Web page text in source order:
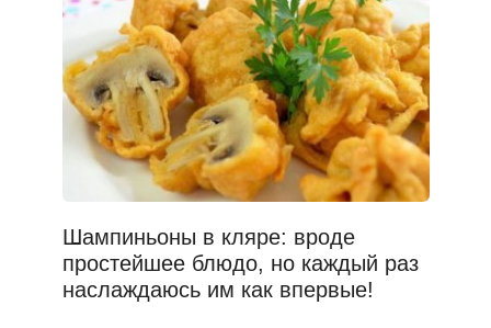
Шампиньоны в кляре: вроде
простейшее блюдо, но каждый раз
наслаждаюсь им как впервые!